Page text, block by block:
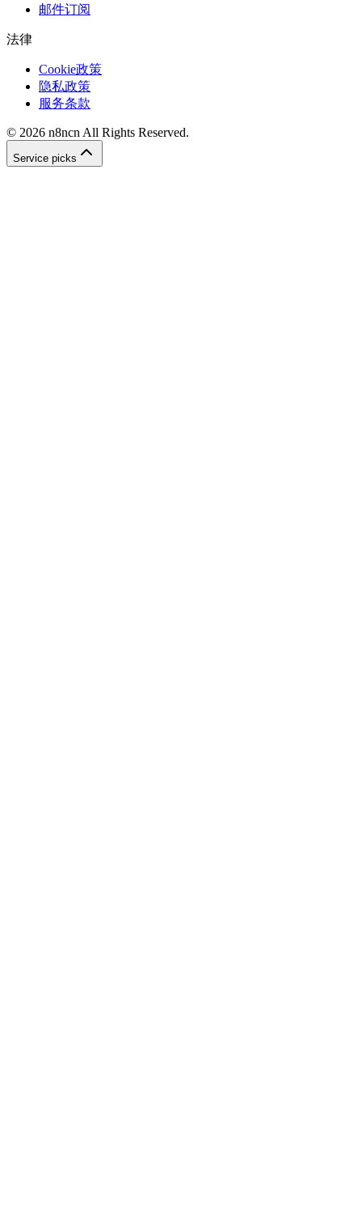
邮件订阅
法律
Cookie政策
隐私政策
服务条款
© 2026 n8ncn All Rights Reserved.
Service picks